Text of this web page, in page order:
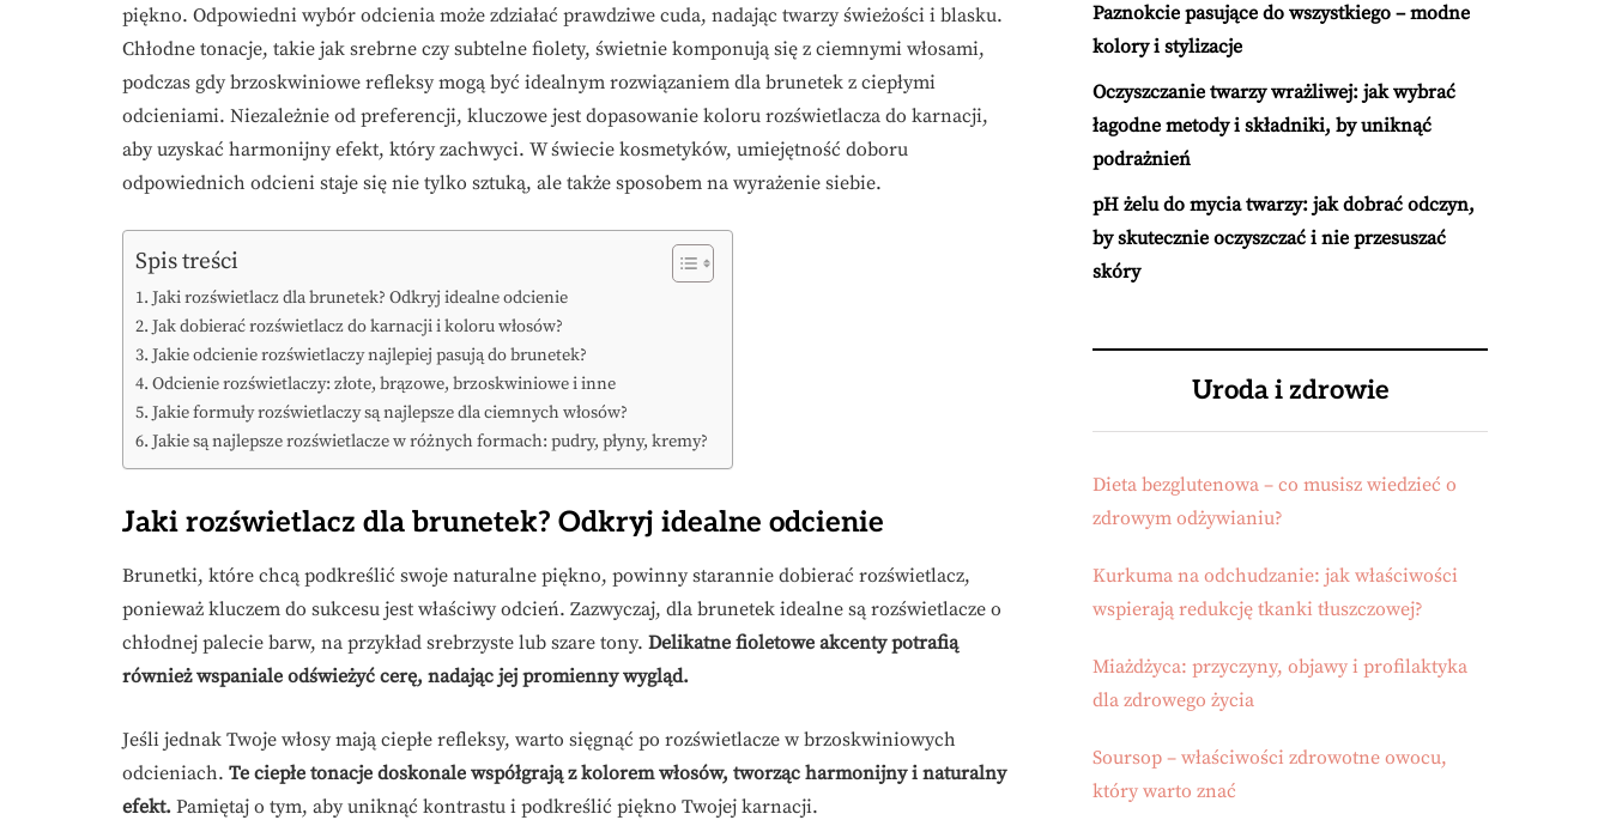
piękno. Odpowiedni wybór odcienia może zdziałać prawdziwe cuda, nadając twarzy świeżości i blasku.
Chłodne tonacje, takie jak srebrne czy subtelne fiolety, świetnie komponują się z ciemnymi włosami,
podczas gdy brzoskwiniowe refleksy mogą być idealnym rozwiązaniem dla brunetek z ciepłymi
odcieniami. Niezależnie od preferencji, kluczowe jest dopasowanie koloru rozświetlacza do karnacji,
aby uzyskać harmonijny efekt, który zachwyci. W świecie kosmetyków, umiejętność doboru
odpowiednich odcieni staje się nie tylko sztuką, ale także sposobem na wyrażenie siebie.
Spis treści
Jaki rozświetlacz dla brunetek? Odkryj idealne odcienie
Jak dobierać rozświetlacz do karnacji i koloru włosów?
Jakie odcienie rozświetlaczy najlepiej pasują do brunetek?
Odcienie rozświetlaczy: złote, brązowe, brzoskwiniowe i inne
Jakie formuły rozświetlaczy są najlepsze dla ciemnych włosów?
Jakie są najlepsze rozświetlacze w różnych formach: pudry, płyny, kremy?
Jaki rozświetlacz dla brunetek? Odkryj idealne odcienie
Brunetki, które chcą podkreślić swoje naturalne piękno, powinny starannie dobierać rozświetlacz,
ponieważ kluczem do sukcesu jest właściwy odcień. Zazwyczaj, dla brunetek idealne są rozświetlacze o
chłodnej palecie barw, na przykład srebrzyste lub szare tony. Delikatne fioletowe akcenty potrafią
również wspaniale odświeżyć cerę, nadając jej promienny wygląd.
Jeśli jednak Twoje włosy mają ciepłe refleksy, warto sięgnąć po rozświetlacze w brzoskwiniowych
odcieniach. Te ciepłe tonacje doskonale współgrają z kolorem włosów, tworząc harmonijny i naturalny
efekt. Pamiętaj o tym, aby uniknąć kontrastu i podkreślić piękno Twojej karnacji.
Paznokcie pasujące do wszystkiego – modne
kolory i stylizacje
Oczyszczanie twarzy wrażliwej: jak wybrać
łagodne metody i składniki, by uniknąć
podrażnień
pH żelu do mycia twarzy: jak dobrać odczyn,
by skutecznie oczyszczać i nie przesuszać
skóry
Uroda i zdrowie
Dieta bezglutenowa – co musisz wiedzieć o
zdrowym odżywianiu?
Kurkuma na odchudzanie: jak właściwości
wspierają redukcję tkanki tłuszczowej?
Miażdżyca: przyczyny, objawy i profilaktyka
dla zdrowego życia
Soursop – właściwości zdrowotne owocu,
który warto znać